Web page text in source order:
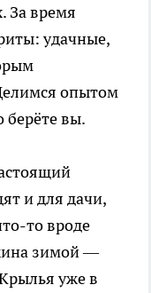
За время
удачные,
опытом
берёте вы.
и для дачи,
то вроде
зимой —
уже в